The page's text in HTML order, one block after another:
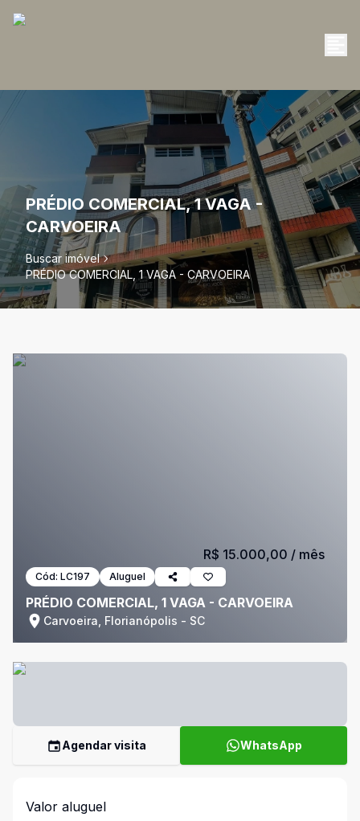
PRÉDIO COMERCIAL, 1 VAGA -
CARVOEIRA
Buscar imóvel
PRÉDIO COMERCIAL, 1 VAGA - CARVOEIRA
Cód: LC197 Aluguel
PRÉDIO COMERCIAL, 1 VAGA - CARVOEIRA
Carvoeira, Florianópolis - SC
R$ 15.000,00 / mês
Agendar visita WhatsApp
Valor aluguel